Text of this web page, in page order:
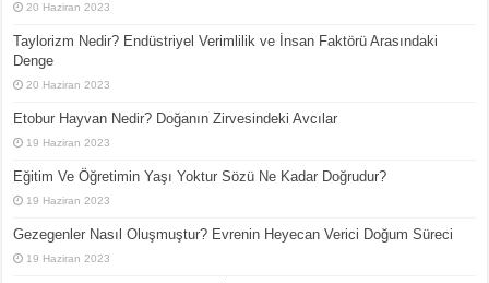
20 Haziran 2023
Taylorizm Nedir? Endüstriyel Verimlilik ve İnsan Faktörü Arasındaki
Denge
20 Haziran 2023
Etobur Hayvan Nedir? Doğanın Zirvesindeki Avcılar
19 Haziran 2023
Eğitim Ve Öğretimin Yaşı Yoktur Sözü Ne Kadar Doğrudur?
19 Haziran 2023
Gezegenler Nasıl Oluşmuştur? Evrenin Heyecan Verici Doğum Süreci
19 Haziran 2023